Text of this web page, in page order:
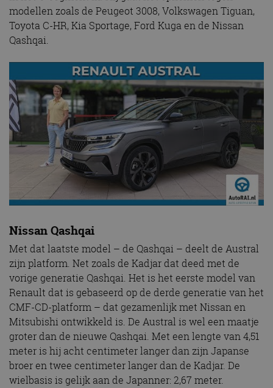
modellen zoals de Peugeot 3008, Volkswagen Tiguan,
Toyota C-HR, Kia Sportage, Ford Kuga en de Nissan
Qashqai.
Nissan Qashqai
Met dat laatste model – de Qashqai – deelt de Austral
zijn platform. Net zoals de Kadjar dat deed met de
vorige generatie Qashqai. Het is het eerste model van
Renault dat is gebaseerd op de derde generatie van het
CMF-CD-platform – dat gezamenlijk met Nissan en
Mitsubishi ontwikkeld is. De Austral is wel een maatje
groter dan de nieuwe Qashqai. Met een lengte van 4,51
meter is hij acht centimeter langer dan zijn Japanse
broer en twee centimeter langer dan de Kadjar. De
wielbasis is gelijk aan de Japanner: 2,67 meter.